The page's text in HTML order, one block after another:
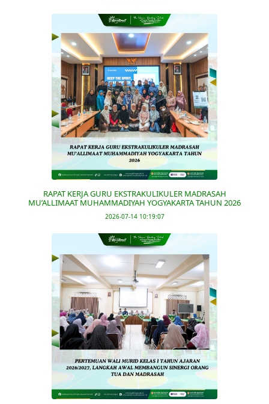
RAPAT KERJA GURU EKSTRAKULIKULER MADRASAH
MU’ALLIMAAT MUHAMMADIYAH YOGYAKARTA TAHUN 2026
2026-07-14 10:19:07